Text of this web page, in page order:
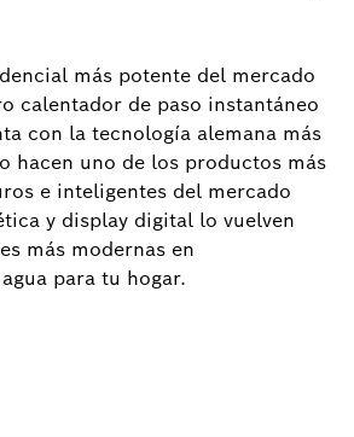
más potente del mercado
calentador de paso instantáneo
con la tecnología alemana más
hacen uno de los productos más
e inteligentes del mercado
y display digital lo vuelven
más modernas en
para tu hogar.